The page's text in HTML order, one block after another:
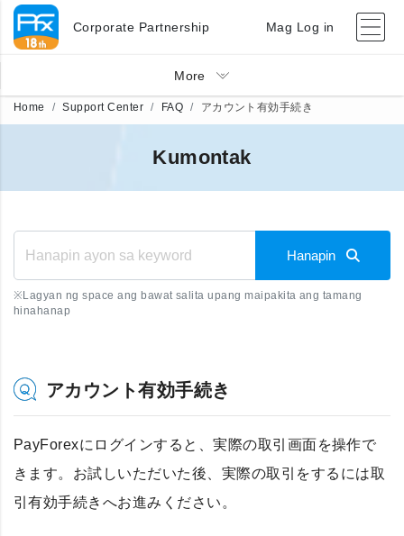
Corporate Partnership Mag Log in
More
Home Support Center FAQ アカウント有効手続き
Kumontak
Hanapin
※Lagyan ng space ang bawat salita upang maipakita ang tamang
hinahanap
アカウント有効手続き
PayForexにログインすると、実際の取引画面を操作で
きます。お試しいただいた後、実際の取引をするには取
引有効手続きへお進みください。